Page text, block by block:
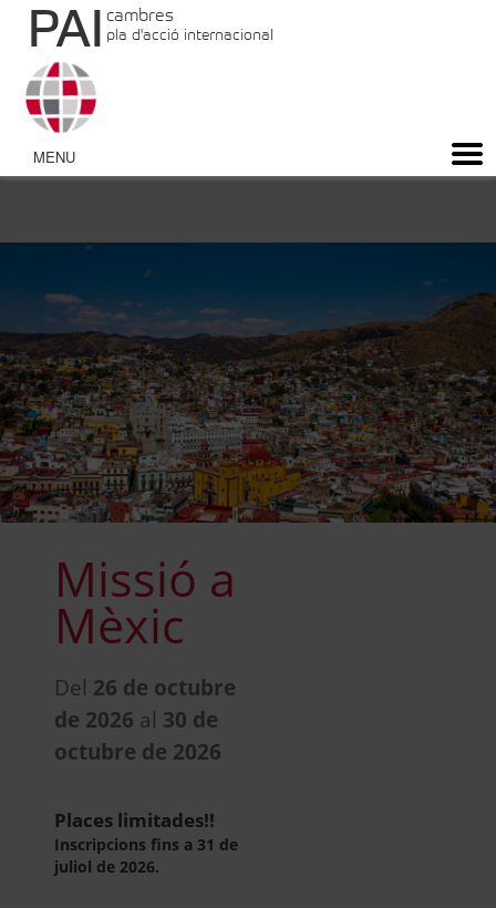
PAI cambres
pla d'acció internacional
Missió a
Mèxic
Del 26 de octubre
de 2026 al 30 de
octubre de 2026
Places limitades!!
Inscripcions fins a 31 de
juliol de 2026.